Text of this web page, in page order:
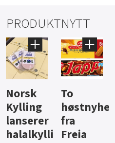
PRODUKTNYTT
Knalltall
for Açai
Bowl
Aass vil
bli
førstevalg
i lite-